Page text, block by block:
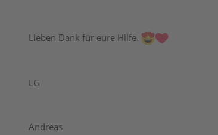
Lieben Dank für eure Hilfe.
LG
Andreas